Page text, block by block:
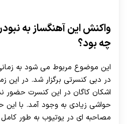
واکنش این آهنگساز به
چه بود؟
این موضوع مربوط می شود به
در دبی کنسرتی برگزار شد. در
اشکان کاگان در این کنسرت حضور
حواشی زیادی به وجود آمد. با این
مصاحبه ای در یوتیوب به طور